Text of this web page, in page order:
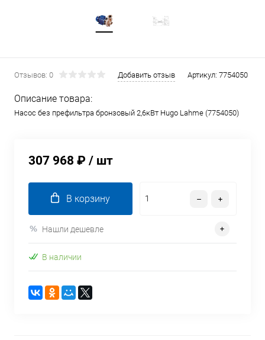
Отзывов: 0 Добавить отзыв Артикул: 7754050
Описание товара:
Насос без префильтра бронзовый 2,6кВт Hugo Lahme (7754050)
307 968 ₽ / шт
В корзину
Нашли дешевле
В наличии